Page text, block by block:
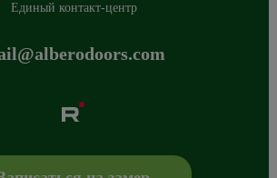
Единый контакт-центр